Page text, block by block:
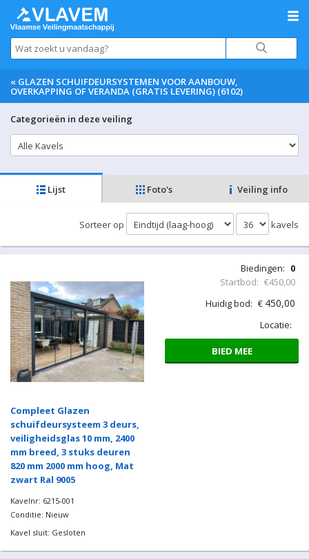
« GLAZEN SCHUIFDEURSYSTEMEN VOOR AANBOUW,
OVERKAPPING OF VERANDA (GRATIS LEVERING) (6102)
Categorieën in deze veiling
Lijst Foto's Veiling info
Sorteer op kavels
Compleet Glazen
schuifdeursysteem 3 deurs,
veiligheidsglas 10 mm, 2400
mm breed, 3 stuks deuren
820 mm 2000 mm hoog, Mat
zwart Ral 9005
Kavelnr: 6215-001
Conditie: Nieuw
Kavel sluit: Gesloten
Biedingen: 0
Startbod: €450,00
Huidig bod: € 450,00
Locatie:
BIED MEE